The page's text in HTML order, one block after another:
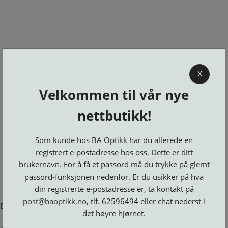
BA OPTIKK
KJØPSVILKÅR
OSS
BESTILL
DELER
LOGG INN
Brillerens
Brillesnorer
Clip-
on
Suncover
Etuier
Innfatninger
Lesebriller
Luper
og
Speil
Maskiner
Microkluter
Neseputer
Se alle kategorier
Error loading product page.
X
Velkommen til vår nye
nettbutikk!
Som kunde hos BA Optikk har du allerede en
registrert e-postadresse hos oss. Dette er ditt
brukernavn. For å få et passord må du trykke på glemt
passord-funksjonen nedenfor. Er du usikker på hva
din registrerte e-postadresse er, ta kontakt på
post@baoptikk.no, tlf. 62596494 eller chat nederst i
det høyre hjørnet.